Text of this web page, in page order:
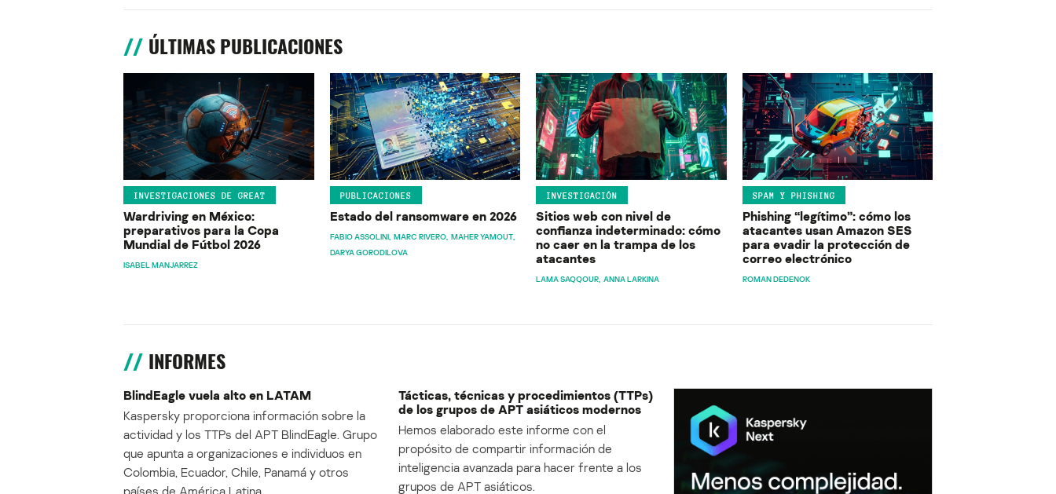
ÚLTIMAS PUBLICACIONES
INVESTIGACIONES DE GREAT
Wardriving en México:
preparativos para la Copa
Mundial de Fútbol 2026
ISABEL MANJARREZ
PUBLICACIONES
Estado del ransomware en 2026
FABIO ASSOLINI MARC RIVERO MAHER YAMOUT
DARYA GORODILOVA
INVESTIGACIÓN
Sitios web con nivel de
confianza indeterminado: cómo
no caer en la trampa de los
atacantes
LAMA SAQQOUR ANNA LARKINA
SPAM Y PHISHING
Phishing “legítimo”: cómo los
atacantes usan Amazon SES
para evadir la protección de
correo electrónico
ROMAN DEDENOK
INFORMES
BlindEagle vuela alto en LATAM
Kaspersky proporciona información sobre la
actividad y los TTPs del APT BlindEagle. Grupo
que apunta a organizaciones e individuos en
Colombia, Ecuador, Chile, Panamá y otros
países de América Latina.
Tácticas, técnicas y procedimientos (TTPs)
de los grupos de APT asiáticos modernos
Hemos elaborado este informe con el
propósito de compartir información de
inteligencia avanzada para hacer frente a los
grupos de APT asiáticos.